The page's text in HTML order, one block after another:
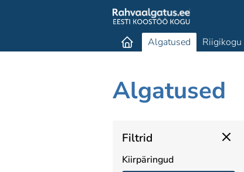
Algatused Riigikogu
Algatused
Filtrid
Kiirpäringud